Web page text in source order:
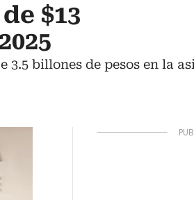
$13
billones de pesos en la